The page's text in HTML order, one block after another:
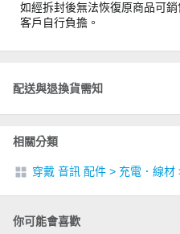
如經拆封後無法恢復原商品可
客戶自行負擔。
配送與退換貨需知
相關分類
穿戴 音訊 配件 > 充電．線材
你可能會喜歡